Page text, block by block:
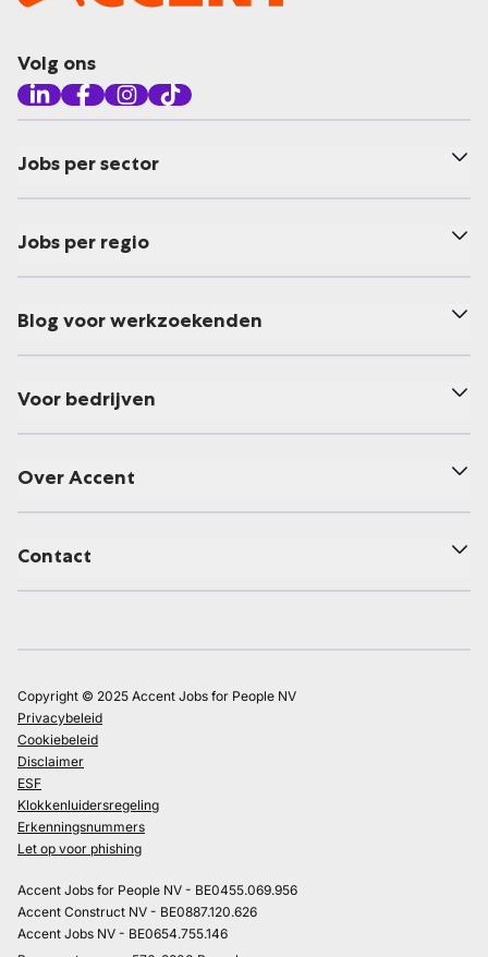
Volg ons
Jobs per sector
Jobs per regio
Blog voor werkzoekenden
Voor bedrijven
Over Accent
Contact
Copyright © 2025 Accent Jobs for People NV
Privacybeleid
Cookiebeleid
Disclaimer
ESF
Klokkenluidersregeling
Erkenningsnummers
Let op voor phishing
Accent Jobs for People NV - BE0455.069.956
Accent Construct NV - BE0887.120.626
Accent Jobs NV - BE0654.755.146